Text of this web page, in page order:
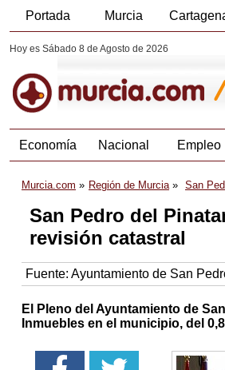
Portada Murcia
Hoy es Sábado 8 de Agosto de 2026
Economía Nacional Empleo
Murcia.com Región de Murcia San
San Pedro del
revisión catastral
Fuente: Ayuntamiento de San
El Pleno del Ayuntamiento de
Inmuebles en el municipio, del